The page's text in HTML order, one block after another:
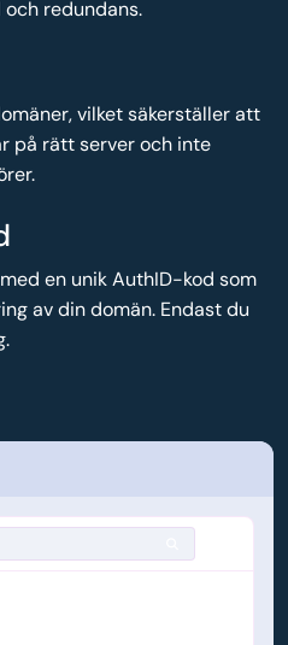
redundans.
vilket säkerställer att
på rätt server och inte
en unik AuthID-kod som
av din domän. Endast du